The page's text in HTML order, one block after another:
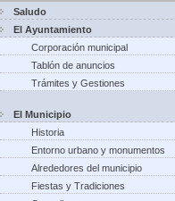
Saludo
El Ayuntamiento
Corporación municipal
Tablón de anuncios
Trámites y Gestiones
El Municipio
Historia
Entorno urbano y monumentos
Alrededores del municipio
Fiestas y Tradiciones